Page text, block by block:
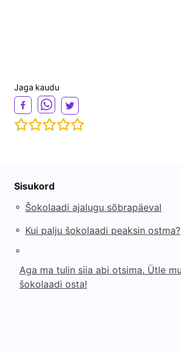
Jaga kaudu
Sisukord
◦ Šokolaadi ajalugu sõbrapäeval
◦ Kui palju šokolaadi peaksin ostma?
◦
Aga ma tulin siia abi otsima. Ütle
šokolaadi osta!